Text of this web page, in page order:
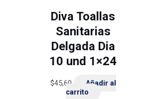
Diva Toallas
Sanitarias
Delgada Dia
10 und 1×24
$45,60
Añadir al
carrito